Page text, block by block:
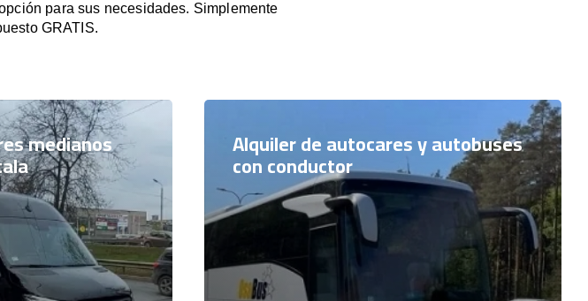
para sus necesidades. Simplemente
GRATIS.
medianos Alquiler de autocares y autobuses
con conductor